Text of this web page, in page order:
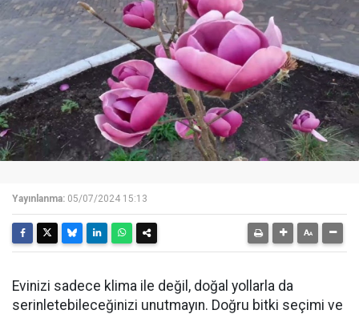
Yayınlanma: 05/07/2024 15:13
Evinizi sadece klima ile değil, doğal yollarla da
serinletebileceğinizi unutmayın. Doğru bitki seçimi ve